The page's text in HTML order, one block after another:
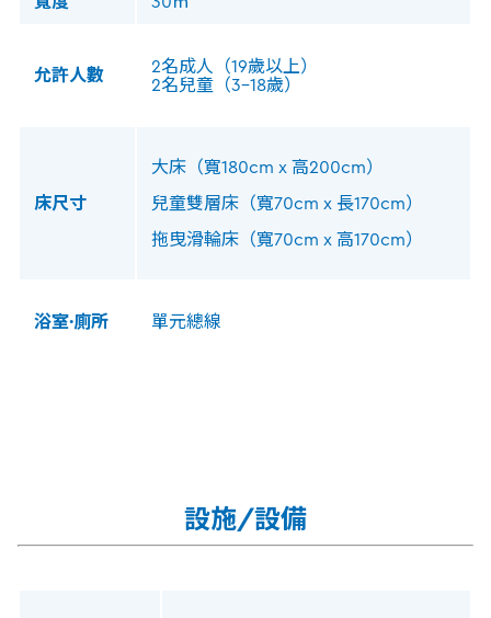
允許人數
2名成人（19歲以上）
2名兒童（3-18歲）
床尺寸
大床（寬180cm x 高200cm）
兒童雙層床（寬70cm x 長170cm）
拖曳滑輪床（寬70cm x 高170cm）
浴室·廁所 單元總線
設施/設備